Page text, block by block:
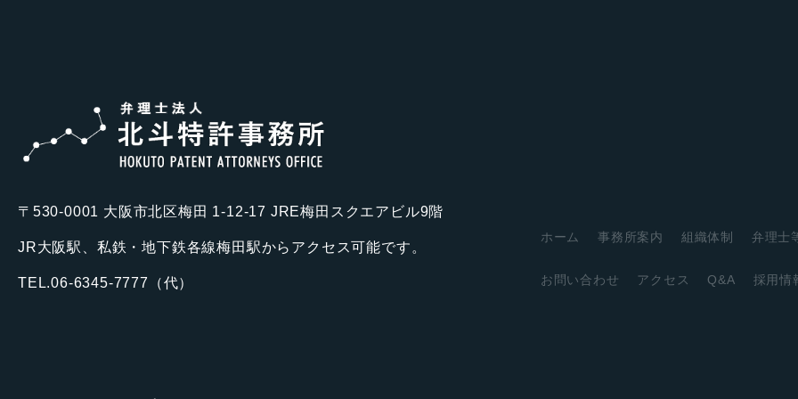
〒530-0001 大阪市北区梅田 1-12-17 JRE梅田スクエアビル9階
JR大阪駅、私鉄・地下鉄各線梅田駅からアクセス可能です。
TEL.06-6345-7777（代）
ホーム 事務所案内 組織体制 弁理士
お問い合わせ アクセス Q&A 採用情